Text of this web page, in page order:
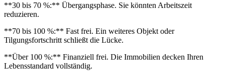
**30 bis 70 %:** Übergangsphase. Sie könnten Arbeitszeit
reduzieren.
**70 bis 100 %:** Fast frei. Ein weiteres Objekt oder
Tilgungsfortschritt schließt die Lücke.
**Über 100 %:** Finanziell frei. Die Immobilien decken Ihren
Lebensstandard vollständig.